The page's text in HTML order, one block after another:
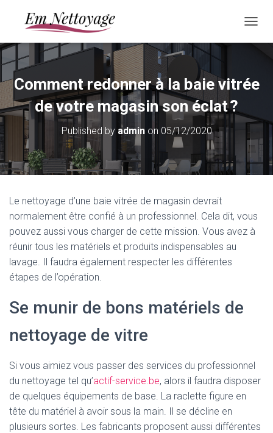
U
R
E
A
V
Comment redonner à la baie vitrée
de votre magasin son éclat ?
Published by adminon 05/12/2020
Le nettoyage d’une baie vitrée de magasin devrait
normalement être confié à un professionnel. Cela dit, vous
pouvez aussi vous charger de cette mission. Vous avez à
réunir tous les matériels et produits indispensables au
lavage. Il faudra également respecter les différentes
étapes de l’opération.
Se munir de bons matériels de
nettoyage de vitre
Si vous aimiez vous passer des services du professionnel
du nettoyage tel qu’actif-service.be, alors il faudra disposer
de quelques équipements de base. La raclette figure en
tête du matériel à avoir sous la main. Il se décline en
plusieurs sortes. Les fabricants proposent aussi différentes